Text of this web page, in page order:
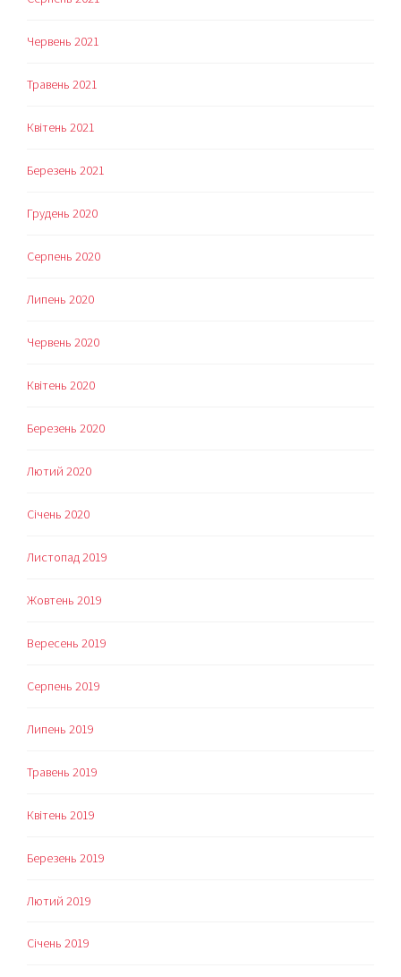
Червень 2021
Травень 2021
Квітень 2021
Березень 2021
Грудень 2020
Серпень 2020
Липень 2020
Червень 2020
Квітень 2020
Березень 2020
Лютий 2020
Січень 2020
Листопад 2019
Жовтень 2019
Вересень 2019
Серпень 2019
Липень 2019
Травень 2019
Квітень 2019
Березень 2019
Лютий 2019
Січень 2019